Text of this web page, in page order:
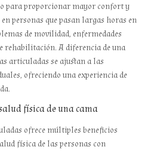
para proporcionar mayor confort y
personas que pasan largas horas en
de movilidad, enfermedades
rehabilitación. A diferencia de una
articuladas se ajustan a las
ofreciendo una experiencia de
física de una cama
ofrece múltiples beneficios
física de las personas con